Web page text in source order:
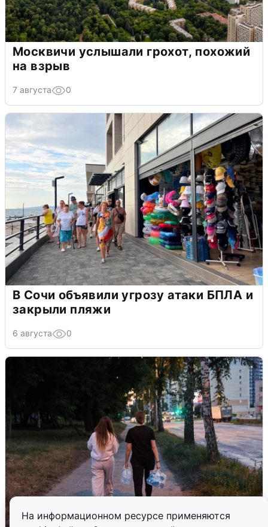
На информационном ресурсе применяются
Москвичи услышали грохот, похожий
на взрыв
7 августа 0
В Сочи объявили угрозу атаки БПЛА и
закрыли пляжи
6 августа 0